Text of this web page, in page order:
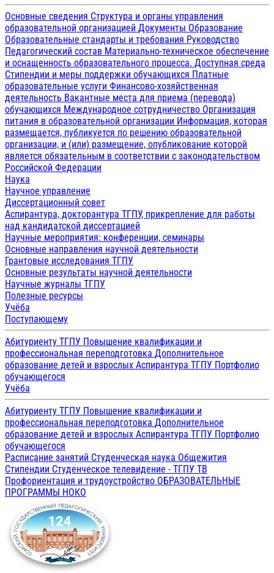
Основные сведения Структура и органы управления
образовательной организацией Документы Образование
Образовательные стандарты и требования Руководство
Педагогический состав Материально-техническое обеспечение
и оснащенность образовательного процесса. Доступная среда
Стипендии и меры поддержки обучающихся Платные
образовательные услуги Финансово-хозяйственная
деятельность Вакантные места для приема (перевода)
обучающихся Международное сотрудничество Организация
питания в образовательной организации Информация, которая
размещается, публикуется по решению образовательной
организации, и (или) размещение, опубликование которой
является обязательным в соответствии с законодательством
Российской Федерации
Наука
Научное управление
Диссертационный совет
Аспирантура, докторантура ТГПУ, прикрепление для работы
над кандидатской диссертацией
Научные мероприятия: конференции, семинары
Основные направления научной деятельности
Грантовые исследования ТГПУ
Основные результаты научной деятельности
Научные журналы ТГПУ
Полезные ресурсы
Учёба
Поступающему
Абитуриенту ТГПУ Повышение квалификации и
профессиональная переподготовка Дополнительное
образование детей и взрослых Аспирантура ТГПУ Портфолио
обучающегося
Учёба
Абитуриенту ТГПУ Повышение квалификации и
профессиональная переподготовка Дополнительное
образование детей и взрослых Аспирантура ТГПУ Портфолио
обучающегося
Расписание занятий Студенческая наука Общежития
Стипендии Студенческое телевидение - ТГПУ ТВ
Профориентация и трудоустройство ОБРАЗОВАТЕЛЬНЫЕ
ПРОГРАММЫ НОКО